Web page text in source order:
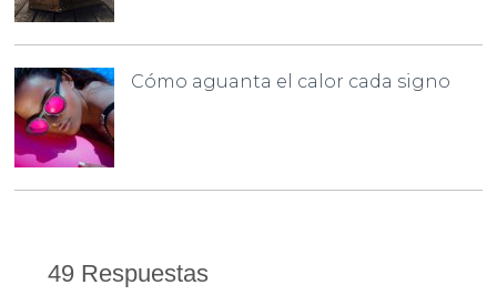
Cómo aguanta el calor cada signo
49 Respuestas